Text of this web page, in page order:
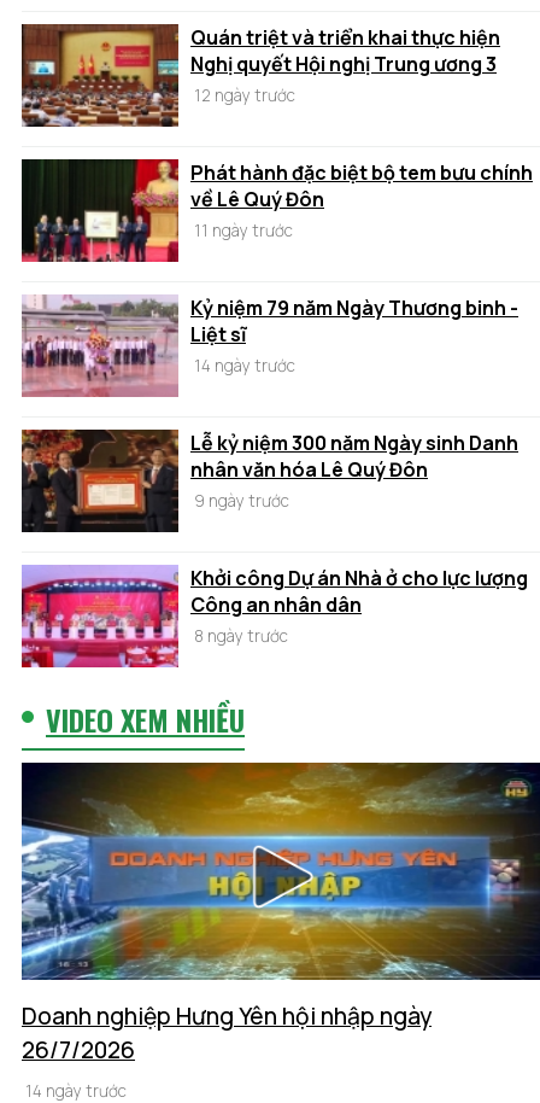
Quán triệt và triển khai thực hiện
Nghị quyết Hội nghị Trung ương 3
12 ngày trước
Phát hành đặc biệt bộ tem bưu chính
về Lê Quý Đôn
11 ngày trước
Kỷ niệm 79 năm Ngày Thương binh -
Liệt sĩ
14 ngày trước
Lễ kỷ niệm 300 năm Ngày sinh Danh
nhân văn hóa Lê Quý Đôn
9 ngày trước
Khởi công Dự án Nhà ở cho lực lượng
Công an nhân dân
8 ngày trước
VIDEO XEM NHIỀU
Doanh nghiệp Hưng Yên hội nhập ngày
26/7/2026
14 ngày trước